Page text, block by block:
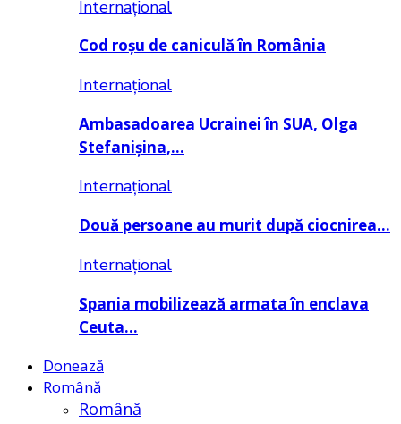
Internațional
Cod roșu de caniculă în România
Internațional
Ambasadoarea Ucrainei în SUA, Olga
Stefanișina,…
Internațional
Două persoane au murit după ciocnirea…
Internațional
Spania mobilizează armata în enclava
Ceuta…
Donează
Română
Română